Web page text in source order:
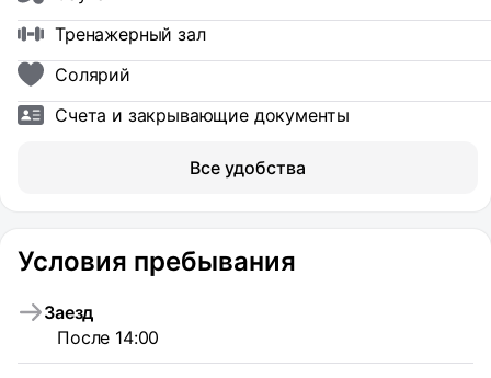
Тренажерный зал
Солярий
Счета и закрывающие документы
Все удобства
Условия пребывания
Заезд
После 14:00